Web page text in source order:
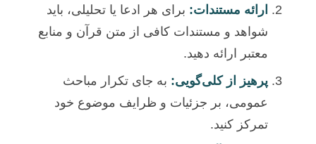
ارائه مستندات: برای هر ادعا یا تحلیلی، باید
شواهد و مستندات کافی از متن قرآن و منابع
معتبر ارائه دهید.
پرهیز از کلی‌گویی: به جای تکرار مباحث
عمومی، بر جزئیات و ظرایف موضوع خود
تمرکز کنید.